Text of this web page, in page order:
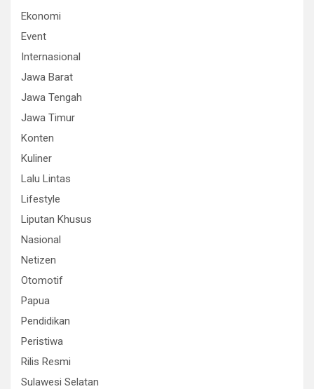
Ekonomi
Event
Internasional
Jawa Barat
Jawa Tengah
Jawa Timur
Konten
Kuliner
Lalu Lintas
Lifestyle
Liputan Khusus
Nasional
Netizen
Otomotif
Papua
Pendidikan
Peristiwa
Rilis Resmi
Sulawesi Selatan